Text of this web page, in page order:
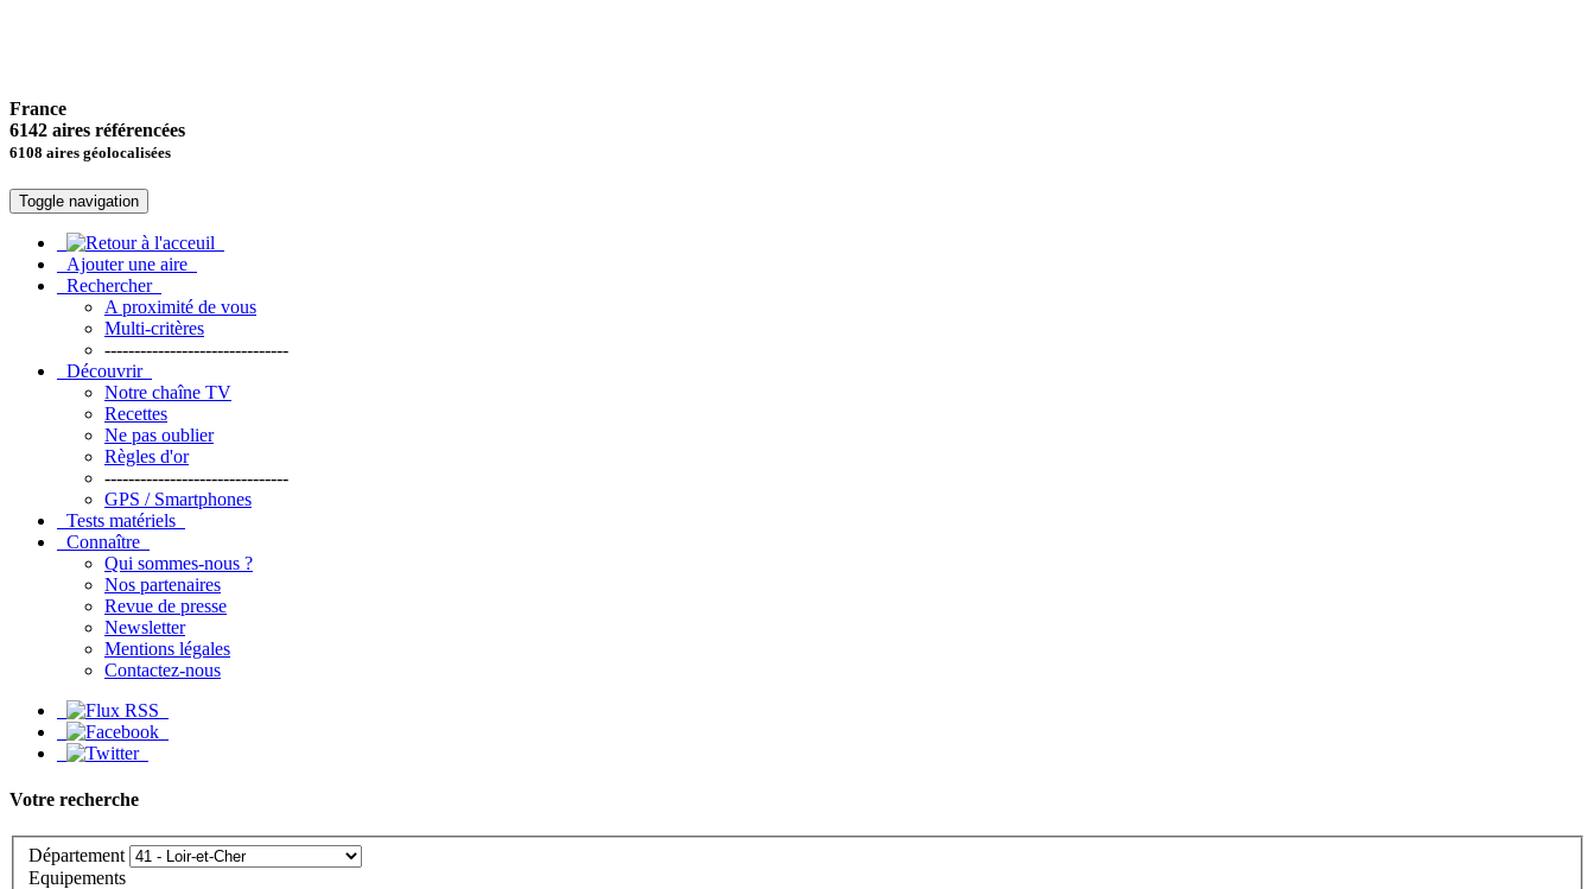
France
6142 aires référencées
6108 aires géolocalisées
Toggle navigation
Ajouter une aire
Rechercher
A proximité de vous
Multi-critères
-------------------------------
Découvrir
Notre chaîne TV
Recettes
Ne pas oublier
Règles d'or
-------------------------------
GPS / Smartphones
Tests matériels
Connaître
Qui sommes-nous ?
Nos partenaires
Revue de presse
Newsletter
Mentions légales
Contactez-nous
Votre recherche
Département
Equipements